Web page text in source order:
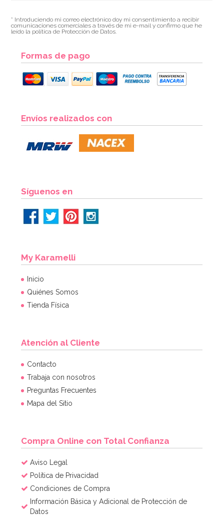
* Introduciendo mi correo electrónico doy mi consentimiento a recibir
comunicaciones comerciales a través de mi e-mail y confirmo que he
leído la política de Protección de Datos.
Formas de pago
Envíos realizados con
Síguenos en
My Karamelli
Inicio
Quiénes Somos
Tienda Física
Atención al Cliente
Contacto
Trabaja con nosotros
Preguntas Frecuentes
Mapa del Sitio
Compra Online con Total Confianza
Aviso Legal
Política de Privacidad
Condiciones de Compra
Información Básica y Adicional de Protección de
Datos